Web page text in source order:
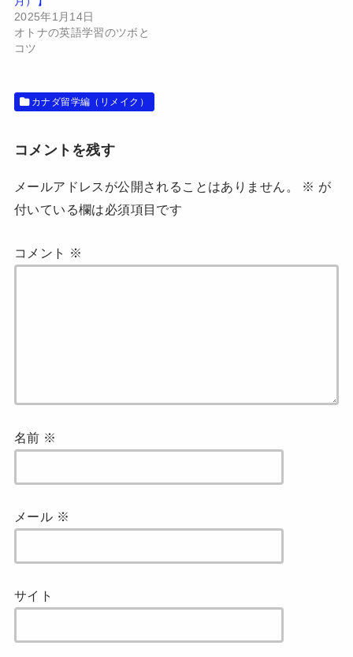
ま
す
)
い
ウ
ィ
き
ま
す
2025年1月14日
オトナの英語学習のツボと
コツ
カナダ留学編（リメイク）
コメントを残す
メールアドレスが公開されることはありません。 ※ が
付いている欄は必須項目です
コメント ※
名前 ※
メール ※
サイト